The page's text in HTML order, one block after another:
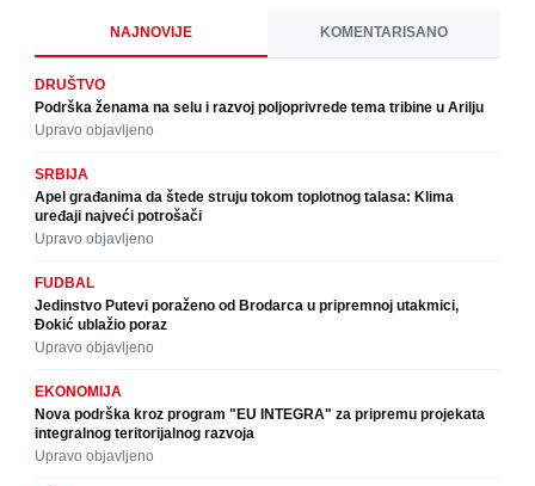
NAJNOVIJE KOMENTARISANO
DRUŠTVO
Podrška ženama na selu i razvoj poljoprivrede tema tribine u Arilju
Upravo objavljeno
SRBIJA
Apel građanima da štede struju tokom toplotnog talasa: Klima
uređaji najveći potrošači
Upravo objavljeno
FUDBAL
Jedinstvo Putevi poraženo od Brodarca u pripremnoj utakmici,
Đokić ublažio poraz
Upravo objavljeno
EKONOMIJA
Nova podrška kroz program "EU INTEGRA" za pripremu projekata
integralnog teritorijalnog razvoja
Upravo objavljeno